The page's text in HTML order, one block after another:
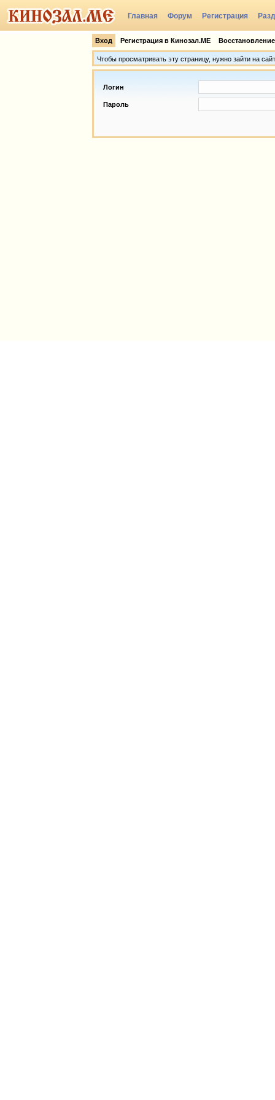
Главная Форум Регистрация
Вход Регистрация в Кинозал.МЕ
Чтобы просматривать эту страницу, нужно зайти на сайт
Логин
Пароль